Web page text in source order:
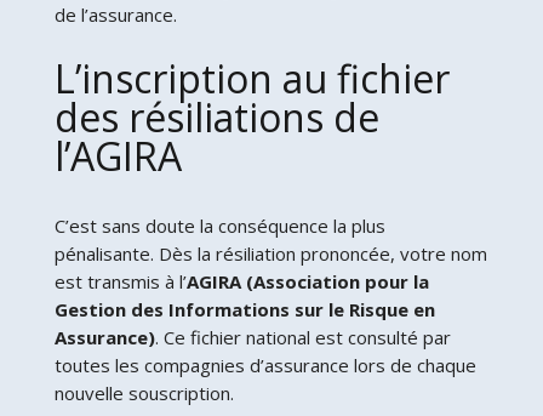
de l’assurance.
L’inscription au fichier
des résiliations de
l’AGIRA
C’est sans doute la conséquence la plus
pénalisante. Dès la résiliation prononcée, votre nom
est transmis à l’AGIRA (Association pour la
Gestion des Informations sur le Risque en
Assurance). Ce fichier national est consulté par
toutes les compagnies d’assurance lors de chaque
nouvelle souscription.